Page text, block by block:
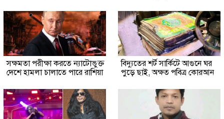
সক্ষমতা পরীক্ষা করতে ন্যাটোভুক্ত
দেশে হামলা চালাতে পারে রাশিয়া
বিদ্যুতের শর্ট সার্কিটে আগুনে ঘর
পুড়ে ছাই, অক্ষত পবিত্র কোরআন